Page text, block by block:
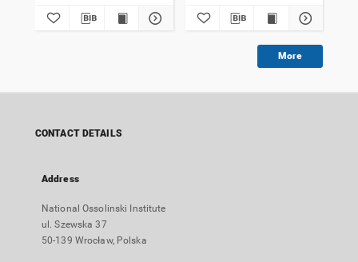
More
CONTACT DETAILS
Address
National Ossolinski Institute
ul. Szewska 37
50-139 Wrocław, Polska